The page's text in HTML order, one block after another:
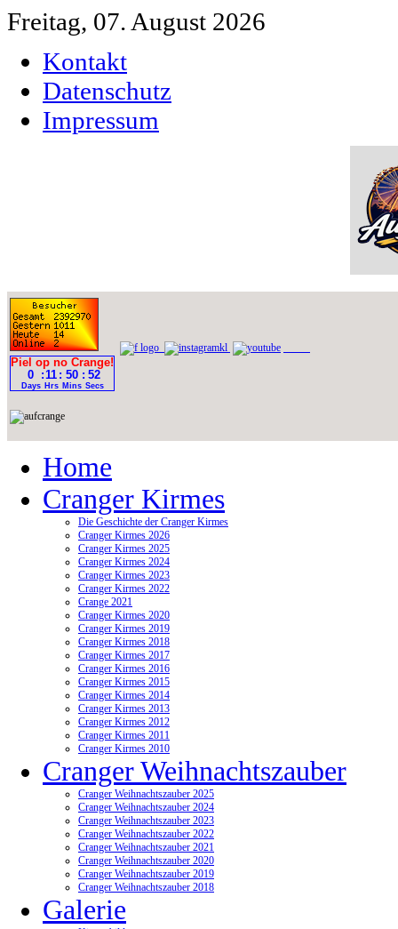
Freitag, 07. August 2026
Kontakt
Datenschutz
Impressum
Home
Cranger Kirmes
Die Geschichte der Cranger Kirmes
Cranger Kirmes 2026
Cranger Kirmes 2025
Cranger Kirmes 2024
Cranger Kirmes 2023
Cranger Kirmes 2022
Crange 2021
Cranger Kirmes 2020
Cranger Kirmes 2019
Cranger Kirmes 2018
Cranger Kirmes 2017
Cranger Kirmes 2016
Cranger Kirmes 2015
Cranger Kirmes 2014
Cranger Kirmes 2013
Cranger Kirmes 2012
Cranger Kirmes 2011
Cranger Kirmes 2010
Cranger Weihnachtszauber
Cranger Weihnachtszauber 2025
Cranger Weihnachtszauber 2024
Cranger Weihnachtszauber 2023
Cranger Weihnachtszauber 2022
Cranger Weihnachtszauber 2021
Cranger Weihnachtszauber 2020
Cranger Weihnachtszauber 2019
Cranger Weihnachtszauber 2018
Galerie